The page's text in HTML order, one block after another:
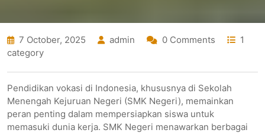
7 October, 2025 admin 0 Comments
1
category
Pendidikan vokasi di Indonesia, khususnya di Sekolah
Menengah Kejuruan Negeri (SMK Negeri), memainkan
peran penting dalam mempersiapkan siswa untuk
memasuki dunia kerja. SMK Negeri menawarkan berbagai